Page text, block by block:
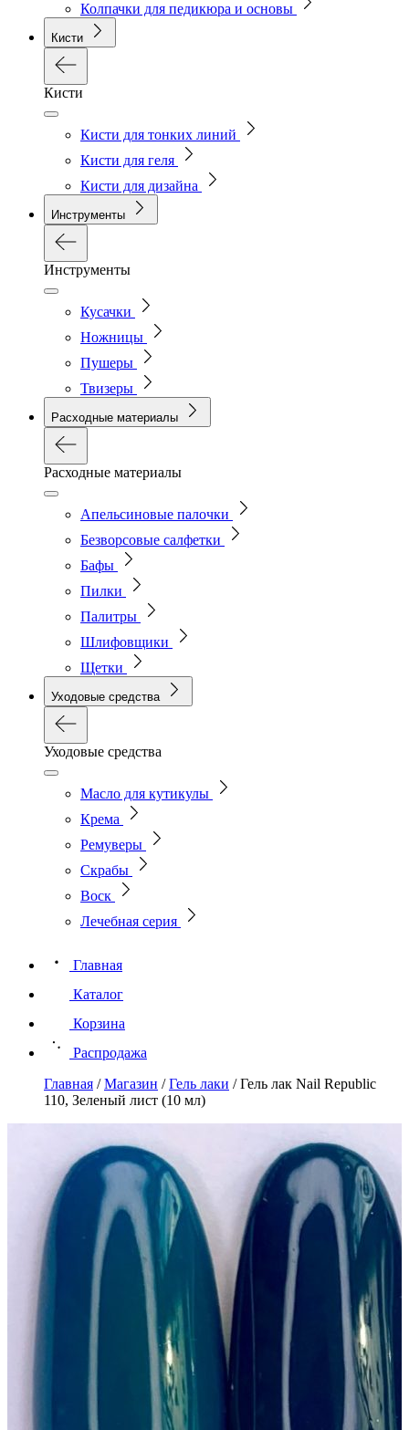
Колпачки для педикюра и основы
Кисти
Кисти
Кисти для тонких линий
Кисти для геля
Кисти для дизайна
Инструменты
Инструменты
Кусачки
Ножницы
Пушеры
Твизеры
Расходные материалы
Расходные материалы
Апельсиновые палочки
Безворсовые салфетки
Бафы
Пилки
Палитры
Шлифовщики
Щетки
Уходовые средства
Уходовые средства
Масло для кутикулы
Крема
Ремуверы
Скрабы
Воск
Лечебная серия
Главная
Каталог
Корзина
Распродажа
Главная /Магазин /Гель лаки /Гель лак Nail Republic
110, Зеленый лист (10 мл)